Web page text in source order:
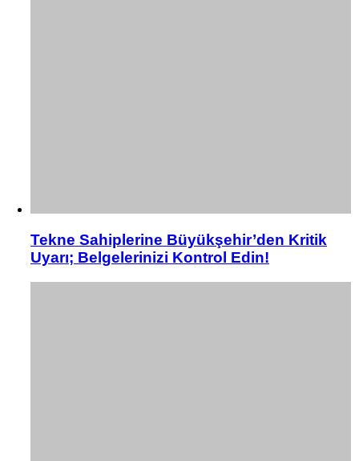
Tekne Sahiplerine Büyükşehir’den Kritik
Uyarı; Belgelerinizi Kontrol Edin!